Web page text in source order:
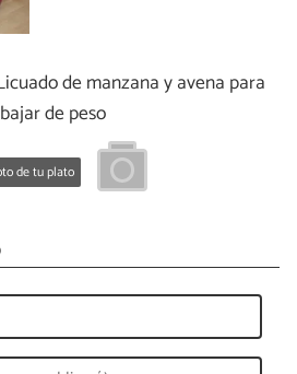
de manzana y avena para
bajar de peso
de tu plato